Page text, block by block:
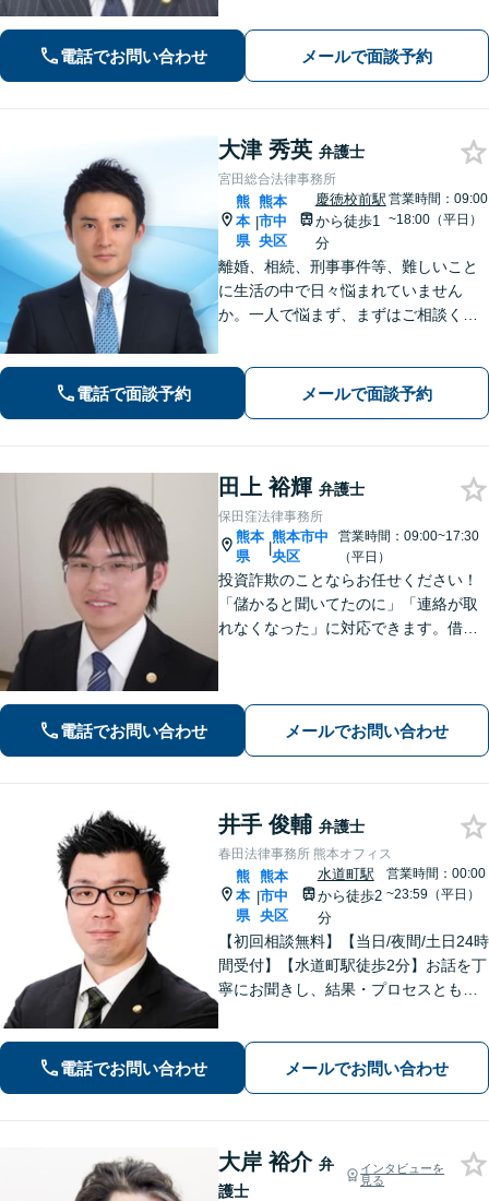
受付可】【休日・夜間相談可】
電話でお問い合わせ メールで面談予約
大津 秀英 弁護士
宮田総合法律事務所
熊
本
県
|
熊本
市中
央区
慶徳校前駅
から徒歩1
分
営業時間：09:00
~18:00（平日）
離婚、相続、刑事事件等、難しいこと
に生活の中で日々悩まれていません
か。一人で悩まず、まずはご相談くだ
か、解決できるとしてどういった解決
策があるかご提案します。
電話で面談予約 メールで面談予約
田上 裕輝 弁護士
保田窪法律事務所
熊本
県
|
熊本市中
央区
営業時間：09:00~17:30
（平日）
投資詐欺のことならお任せください！
「儲かると聞いてたのに」「連絡が取
れなくなった」に対応できます。借
電話でお問い合わせ メールでお問い合わせ
井手 俊輔 弁護士
春田法律事務所 熊本オフィス
熊
本
県
|
熊本
市中
央区
水道町駅
から徒歩2
分
営業時間：00:00
~23:59（平日）
【初回相談無料】【当日/夜間/土日24時
間受付】【水道町駅徒歩2分】お話を丁
寧にお聞きし、結果・プロセスともに
電話でお問い合わせ メールでお問い合わせ
大岸 裕介 弁
護士
インタビューを
見る